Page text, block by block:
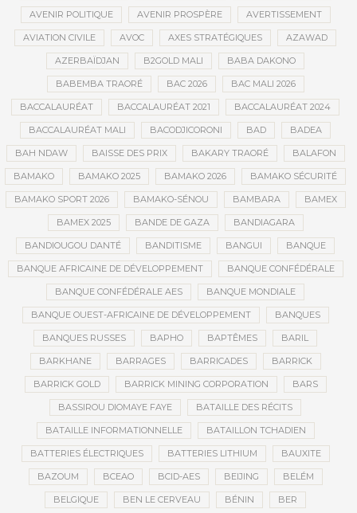
AVENIR POLITIQUE AVENIR PROSPÈRE AVERTISSEMENT
AVIATION CIVILE AVOC AXES STRATÉGIQUES AZAWAD
AZERBAÏDJAN B2GOLD MALI BABA DAKONO
BABEMBA TRAORÉ BAC 2026 BAC MALI 2026
BACCALAURÉAT BACCALAURÉAT 2021 BACCALAURÉAT 2024
BACCALAURÉAT MALI BACODJICORONI BAD BADEA
BAH NDAW BAISSE DES PRIX BAKARY TRAORÉ BALAFON
BAMAKO BAMAKO 2025 BAMAKO 2026 BAMAKO SÉCURITÉ
BAMAKO SPORT 2026 BAMAKO-SÉNOU BAMBARA BAMEX
BAMEX 2025 BANDE DE GAZA BANDIAGARA
BANDIOUGOU DANTÉ BANDITISME BANGUI BANQUE
BANQUE AFRICAINE DE DÉVELOPPEMENT BANQUE CONFÉDÉRALE
BANQUE CONFÉDÉRALE AES BANQUE MONDIALE
BANQUE OUEST-AFRICAINE DE DÉVELOPPEMENT BANQUES
BANQUES RUSSES BAPHO BAPTÊMES BARIL
BARKHANE BARRAGES BARRICADES BARRICK
BARRICK GOLD BARRICK MINING CORPORATION BARS
BASSIROU DIOMAYE FAYE BATAILLE DES RÉCITS
BATAILLE INFORMATIONNELLE BATAILLON TCHADIEN
BATTERIES ÉLECTRIQUES BATTERIES LITHIUM BAUXITE
BAZOUM BCEAO BCID-AES BEIJING BELÉM
BELGIQUE BEN LE CERVEAU BÉNIN BER